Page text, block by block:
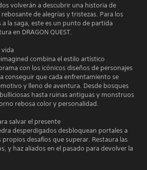
volverán a descubrir una historia de
de alegrías y tristezas. Para los
a la saga, este es un punto de partida
en DRAGON QUEST.
vida
combina el estilo artístico
con los icónicos diseños de personajes
conseguir que cada enfrentamiento se
y lleno de aventura. Desde bosques
hasta ruinas antiguas y monstruos
rebosa color y personalidad.
salvar el presente
desperdigados desbloquean portales a
propios desafíos que superar. Restaura las
y haz aliados en el pasado para devolver la